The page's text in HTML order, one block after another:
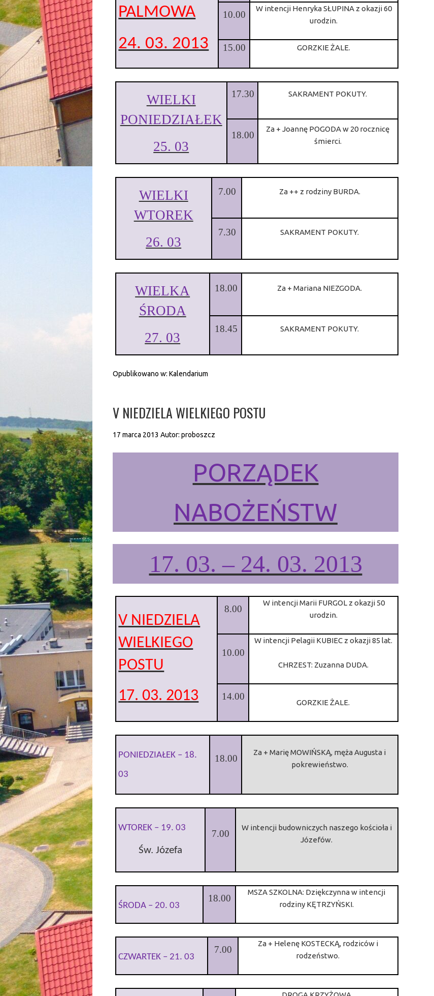
PALMOWA
24. 03. 2013
10.00
W intencji Henryka SŁUPINA z okazji 60
urodzin.
15.00 GORZKIE ŻALE.
WIELKI
PONIEDZIAŁEK
25. 03
17.30 SAKRAMENT POKUTY.
18.00
Za + Joannę POGODA w 20 rocznicę
śmierci.
WIELKI
WTOREK
26. 03
7.00 Za ++ z rodziny BURDA.
7.30 SAKRAMENT POKUTY.
WIELKA
ŚRODA
27. 03
18.00 Za + Mariana NIEZGODA.
18.45 SAKRAMENT POKUTY.
Opublikowano w: Kalendarium
V NIEDZIELA WIELKIEGO POSTU
17 marca 2013 Autor: proboszcz
PORZĄDEK
NABOŻEŃSTW
17. 03. – 24. 03. 2013
V NIEDZIELA
WIELKIEGO
POSTU
17. 03. 2013
8.00
W intencji Marii FURGOL z okazji 50
urodzin.
10.00
W intencji Pelagii KUBIEC z okazji 85 lat.
CHRZEST: Zuzanna DUDA.
14.00
GORZKIE ŻALE.
PONIEDZIAŁEK – 18.
03
18.00
Za + Marię MOWIŃSKĄ, męża Augusta i
pokrewieństwo.
WTOREK – 19. 03
Św. Józefa
7.00
W intencji budowniczych naszego kościoła i
Józefów.
ŚRODA – 20. 03
18.00
MSZA SZKOLNA: Dziękczynna w intencji
rodziny KĘTRZYŃSKI.
CZWARTEK – 21. 03
7.00
Za + Helenę KOSTECKĄ, rodziców i
rodzeństwo.